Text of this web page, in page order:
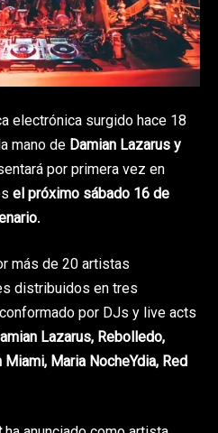
electrónica surgido hace 18
mano deDamian Lazarus y
por primera vez en
el próximo sábado 16 de
.
más de 20 artistas
distribuidos en tres
por DJs y live acts
Lazarus, Rebolledo,
Maria NocheYdia, Red